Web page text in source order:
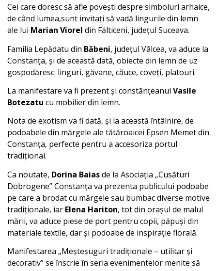
Cei care doresc să afle povești despre simboluri arhaice,
de când lumea,sunt invitați să vadă lingurile din lemn
ale lui Marian Viorel din Fălticeni, județul Suceava.
Familia Lepădatu din Băbeni, județul Vâlcea, va aduce la
Constanța, și de această dată, obiecte din lemn de uz
gospodăresc: linguri, găvane, căuce, coveți, platouri.
La manifestare va fi prezent și constănțeanul Vasile
Botezatu cu mobilier din lemn.
Nota de exotism va fi dată, și la această întâlnire, de
podoabele din mărgele ale tătăroaicei Epsen Memet din
Constanța, perfecte pentru a accesoriza portul
tradițional.
Ca noutate, Dorina Baiasde la Asociația „Cusături
Dobrogene” Constanța va prezenta publicului podoabe
pe care a brodat cu mărgele sau bumbac diverse motive
tradiționale, iar Elena Hariton, tot din orașul de malul
mării, va aduce piese de port pentru copii, păpuși din
materiale textile, dar și podoabe de inspirație florală.
Manifestarea „Meșteșuguri tradiționale – utilitar și
decorativ” se înscrie în seria evenimentelor menite să